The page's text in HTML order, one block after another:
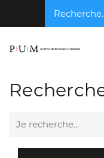
Je recherche...